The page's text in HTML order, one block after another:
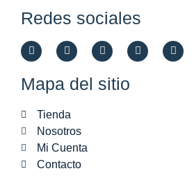
Redes sociales
Mapa del sitio
Tienda
Nosotros
Mi Cuenta
Contacto